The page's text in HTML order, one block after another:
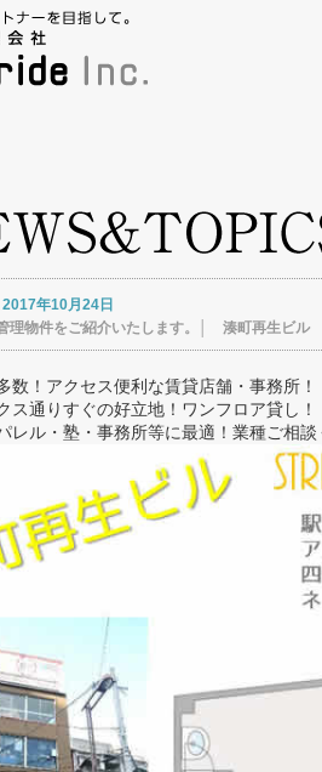
2017年10月24日
理物件をご紹介いたします。│ 湊町再生ビル
数！アクセス便利な賃貸店舗・事務所！
ス通りすぐの好立地！ワンフロア貸し！
レル・塾・事務所等に最適！業種ご相談